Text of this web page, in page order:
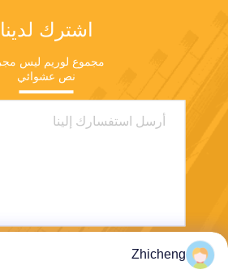
اشترك لدينا
نص عشوائي
Zhicheng